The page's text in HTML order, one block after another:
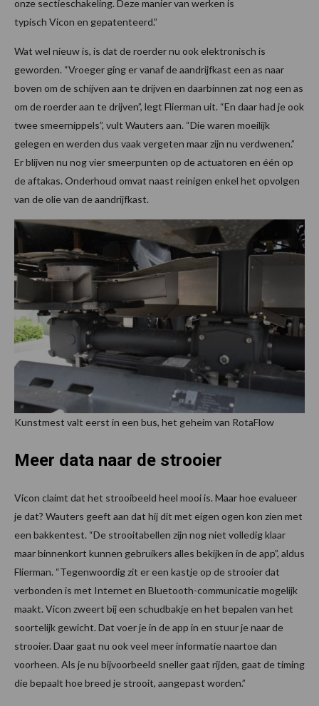
onze sectieschakeling. Deze manier van werken is
typisch Vicon en gepatenteerd.”
Wat wel nieuw is, is dat de roerder nu ook elektronisch is
geworden. “Vroeger ging er vanaf de aandrijfkast een as naar
boven om de schijven aan te drijven en daarbinnen zat nog een as
om de roerder aan te drijven”, legt Flierman uit. “En daar had je ook
twee smeernippels”, vult Wauters aan. “Die waren moeilijk
gelegen en werden dus vaak vergeten maar zijn nu verdwenen.”
Er blijven nu nog vier smeerpunten op de actuatoren en één op
de aftakas. Onderhoud omvat naast reinigen enkel het opvolgen
van de olie van de aandrijfkast.
Kunstmest valt eerst in een bus, het geheim van RotaFlow
Meer data naar de strooier
Vicon claimt dat het strooibeeld heel mooi is. Maar hoe evalueer
je dat? Wauters geeft aan dat hij dit met eigen ogen kon zien met
een bakkentest. “De strooitabellen zijn nog niet volledig klaar
maar binnenkort kunnen gebruikers alles bekijken in de app”, aldus
Flierman. “Tegenwoordig zit er een kastje op de strooier dat
verbonden is met Internet en Bluetooth-communicatie mogelijk
maakt. Vicon zweert bij een schudbakje en het bepalen van het
soortelijk gewicht. Dat voer je in de app in en stuur je naar de
strooier. Daar gaat nu ook veel meer informatie naartoe dan
voorheen. Als je nu bijvoorbeeld sneller gaat rijden, gaat de timing
die bepaalt hoe breed je strooit, aangepast worden.”